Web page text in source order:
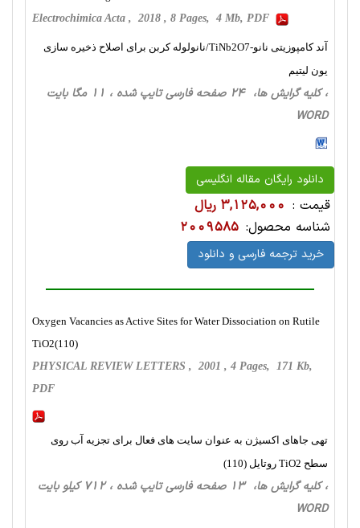
Electrochimica Acta , 2018 , 8 Pages, 4 Mb, PDF
آند کامپوزیتی نانو-TiNb2O7/نانولوله کربن برای اصلاح ذخیره سازی
یون لیتیم
، کلیه گرایش ها، 24 صفحه فارسی تایپ شده ، 11 مگا بایت
WORD
دانلود رایگان مقاله انگلیسی
قیمت : 3,125,000 ریال
شناسه محصول: 2009585
خرید ترجمه فارسی و دانلود
Oxygen Vacancies as Active Sites for Water Dissociation on Rutile
TiO2(110)
PHYSICAL REVIEW LETTERS , 2001 , 4 Pages, 171 Kb,
PDF
تهی جاهای اکسیژن به عنوان سایت های فعال برای تجزیه آب روی
سطح TiO2 روتایل (110)
، کلیه گرایش ها، 13 صفحه فارسی تایپ شده ، 712 کیلو بایت
WORD